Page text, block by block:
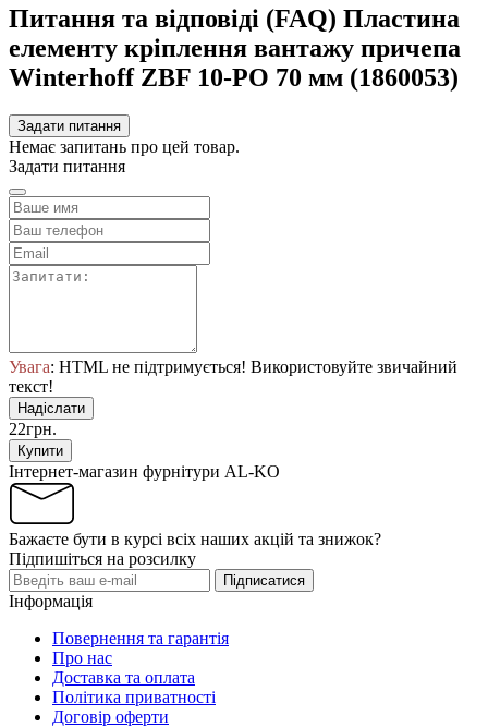
Питання та відповіді (FAQ) Пластина
елементу кріплення вантажу причепа
Winterhoff ZBF 10-РО 70 мм (1860053)
Задати питання
Немає запитань про цей товар.
Задати питання
Увага: HTML не підтримується! Використовуйте звичайний
текст!
Надіслати
22грн.
Купити
Інтернет-магазин фурнітури AL-KO
Бажаєте бути в курсі всіх наших акцій та знижок?
Підпишіться на розсилку
Підписатися
Інформація
Повернення та гарантія
Про нас
Доставка та оплата
Політика приватності
Договір оферти